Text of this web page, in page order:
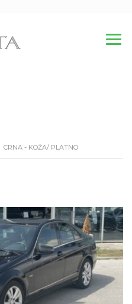
CRNA - KOŽA/ PLATNO